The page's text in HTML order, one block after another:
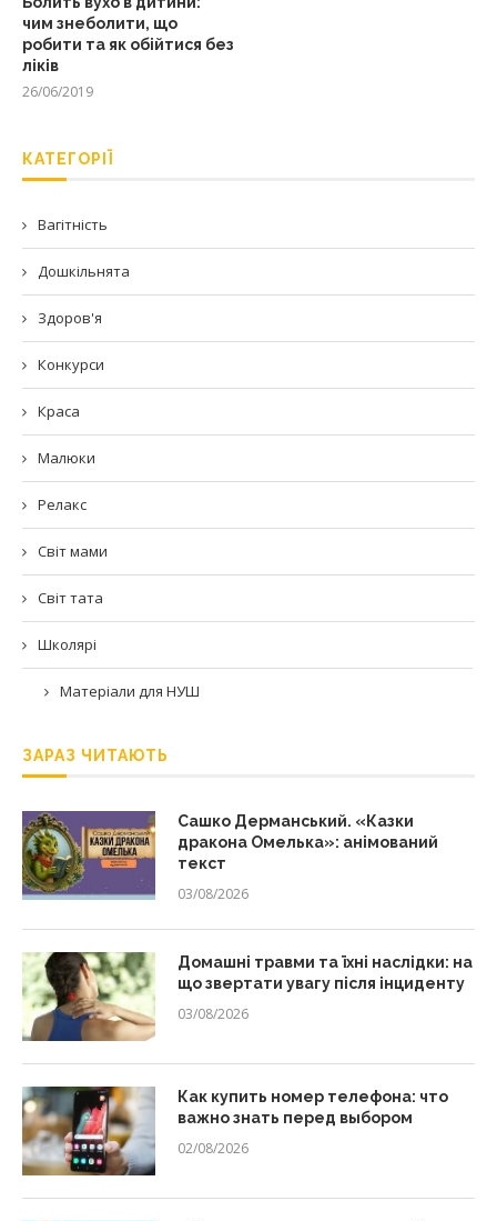
чим знеболити, що
робити та як обійтися без
ліків
26/06/2019
КАТЕГОРІЇ
Вагітність
Дошкільнята
Здоров'я
Конкурси
Краса
Малюки
Релакс
Світ мами
Світ тата
Школярі
Матеріали для НУШ
ЗАРАЗ ЧИТАЮТЬ
Сашко Дерманський. «Казки
дракона Омелька»: анімований
текст
03/08/2026
Домашні травми та їхні наслідки: на
що звертати увагу після інциденту
03/08/2026
Как купить номер телефона: что
важно знать перед выбором
02/08/2026